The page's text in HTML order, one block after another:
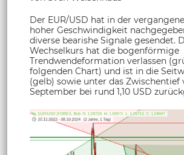
Der EUR/USD hat in der
hoher Geschwindigkeit
diverse bearishe Signale gesendet.
Wechselkurs hat die bogenförmige
Trendwendeformation verlassen
folgenden Chart) und ist in die
(gelb) sowie unter das Zwischentief
September bei rund 1,10 USD